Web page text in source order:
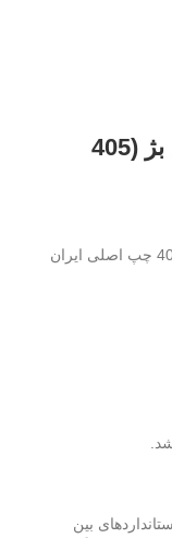
ایربگ راننده پژو 405 و پارس بژ (405
ایربگ پژو 405 راننده یا همان کیسه هوا پژو 405 چپ اصلی ایران
بین